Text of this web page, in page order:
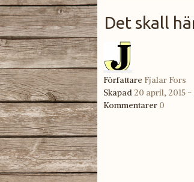
Det skall
Författare Fjalar Fors
Skapad 20 april, 2015 -
Kommentarer 0